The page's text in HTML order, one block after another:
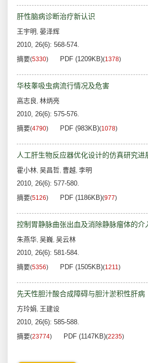
肝性脑病诊断治疗新认识
王宇明 , 晏泽辉
2010, 26(6): 568-574.
摘要(5330) PDF (1209KB)(1378)
华枝睾吸虫病流行情况及危害
高志良, 林炳亮
2010, 26(6): 575-576.
摘要(4790) PDF (983KB)(1078)
人工肝生物反应器优化设计的仿真研究进
霍小林, 吴昌哲, 曹越, 李明
2010, 26(6): 577-580.
摘要(5126) PDF (1186KB)(977)
控制胃静脉曲张出血及消除静脉瘤体的介
朱燕华, 吴巍, 吴云林
2010, 26(6): 581-584.
摘要(5356) PDF (1505KB)(1211)
先天性胆汁酸合成障碍与胆汁淤积性肝病
方玲娟, 王建设
2010, 26(6): 585-588.
摘要(23774) PDF (1147KB)(2235)